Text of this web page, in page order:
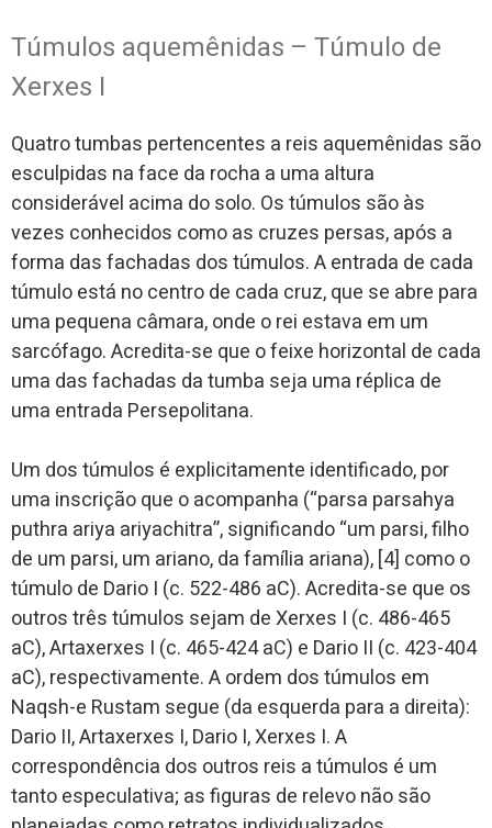
Túmulos aquemênidas – Túmulo de
Xerxes I
Quatro tumbas pertencentes a reis aquemênidas são
esculpidas na face da rocha a uma altura
considerável acima do solo. Os túmulos são às
vezes conhecidos como as cruzes persas, após a
forma das fachadas dos túmulos. A entrada de cada
túmulo está no centro de cada cruz, que se abre para
uma pequena câmara, onde o rei estava em um
sarcófago. Acredita-se que o feixe horizontal de cada
uma das fachadas da tumba seja uma réplica de
uma entrada Persepolitana.
Um dos túmulos é explicitamente identificado, por
uma inscrição que o acompanha (“parsa parsahya
puthra ariya ariyachitra”, significando “um parsi, filho
de um parsi, um ariano, da família ariana), [4] como o
túmulo de Dario I (c. 522-486 aC). Acredita-se que os
outros três túmulos sejam de Xerxes I (c. 486-465
aC), Artaxerxes I (c. 465-424 aC) e Dario II (c. 423-404
aC), respectivamente. A ordem dos túmulos em
Naqsh-e Rustam segue (da esquerda para a direita):
Dario II, Artaxerxes I, Dario I, Xerxes I. A
correspondência dos outros reis a túmulos é um
tanto especulativa; as figuras de relevo não são